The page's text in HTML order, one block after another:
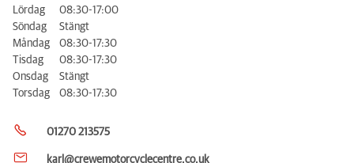
Lördag
08:30-17:00
Söndag
Stängt
Måndag
08:30-17:30
Tisdag
08:30-17:30
Onsdag
Stängt
Torsdag
08:30-17:30
01270 213575
karl@crewemotorcyclecentre.co.uk